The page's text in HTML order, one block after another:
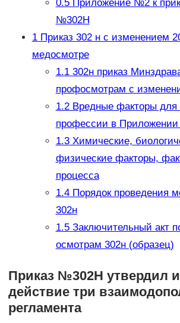
0.5Приложение №2 к
№302Н
1Приказ 302 н с изменением
медосмотре
1.1302н приказ
профосмотрам с
1.2Вредные факторы для
профессии в Приложении
1.3Химические,
физические факторы,
процесса
1.4Порядок проведения
302н
1.5Заключительный акт
осмотрам 302н (образец)
Приказ №302Н утвердил
действие три
регламента